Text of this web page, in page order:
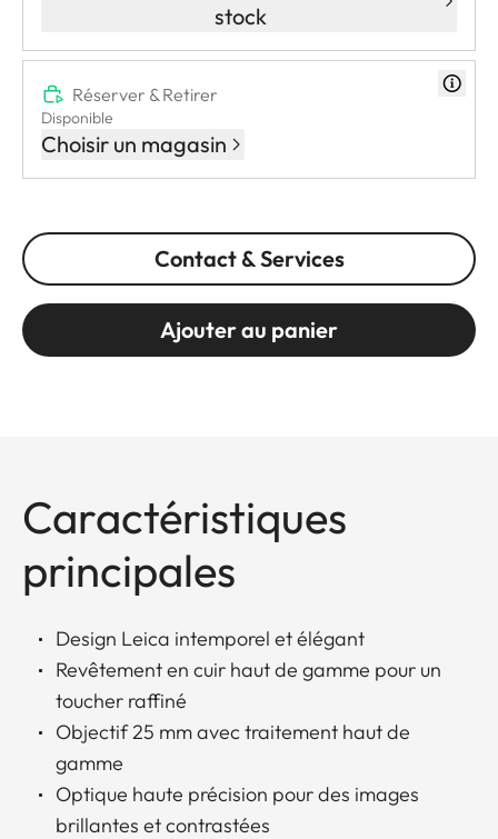
stock
Réserver & Retirer
Disponible
Choisir un magasin
Contact & Services
Ajouter au panier
Caractéristiques
principales
Design Leica intemporel et élégant
Revêtement en cuir haut de gamme pour un
toucher raffiné
Objectif 25 mm avec traitement haut de
gamme
Optique haute précision pour des images
brillantes et contrastées